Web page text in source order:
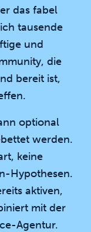
das fabel
tausende
und
die
bereit ist,
optional
werden.
keine
Hypothesen.
aktiven,
mit der
Agentur.